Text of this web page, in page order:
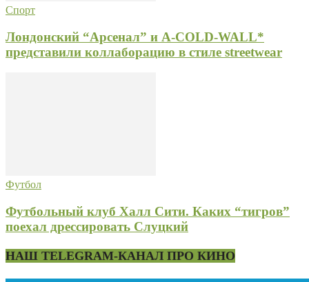
Спорт
Лондонский “Арсенал” и A-COLD-WALL*
представили коллаборацию в стиле streetwear
Футбол
Футбольный клуб Халл Сити. Каких “тигров”
поехал дрессировать Слуцкий
НАШ TELEGRAM-КАНАЛ ПРО КИНО